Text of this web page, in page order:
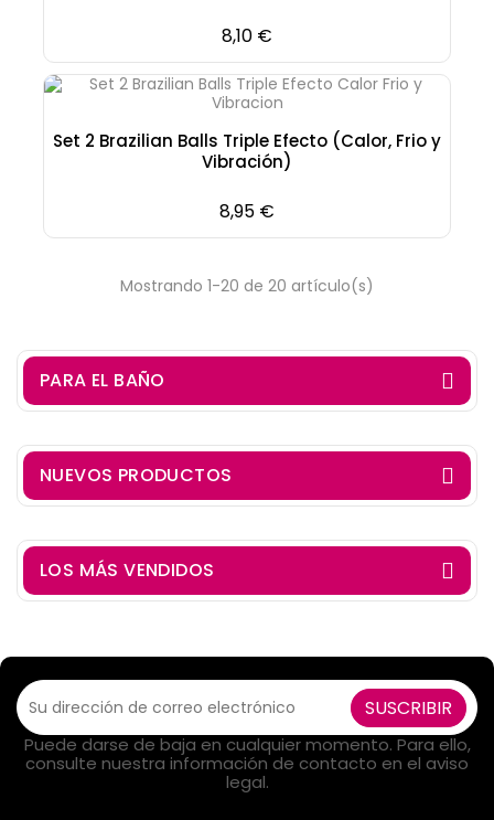
Precio
8,10 €
Set 2 Brazilian Balls Triple Efecto (Calor, Frio y
Vibración)
Precio
8,95 €
Mostrando 1-20 de 20 artículo(s)
PARA EL BAÑO
NUEVOS PRODUCTOS
LOS MÁS VENDIDOS
SUSCRIBIR
Puede darse de baja en cualquier momento. Para ello,
consulte nuestra información de contacto en el aviso
legal.